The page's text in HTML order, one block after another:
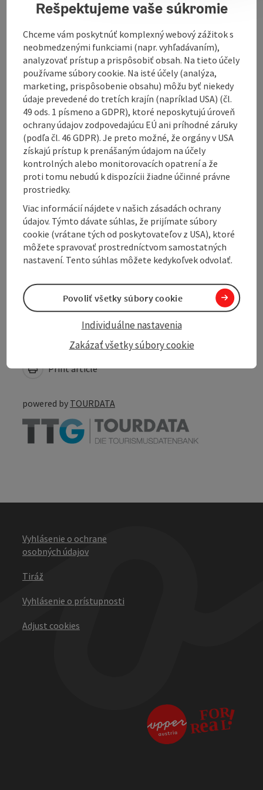
Contact
Opening hours
Equipment
Prices
Arrival
Suitability
Create PDF
Print article
Nearby
powered by TOURDATA
Vyhlásenie o ochrane
osobných údajov
Tiráž
Vyhlásenie o prístupnosti
Adjust cookies
Rešpektujeme vaše súkromie
Chceme vám poskytnúť komplexný webový zážitok s
neobmedzenými funkciami (napr. vyhľadávaním),
analyzovať prístup a prispôsobiť obsah. Na tieto účely
používame súbory cookie. Na isté účely (analýza,
marketing, prispôsobenie obsahu) môžu byť niekedy
údaje prevedené do tretích krajín (napríklad USA) (čl.
49 ods. 1 písmeno a GDPR), ktoré neposkytujú úroveň
ochrany údajov zodpovedajúcu EÚ ani príhodné záruky
(podľa čl. 46 GDPR). Je preto možné, že orgány v USA
získajú prístup k prenášaným údajom na účely
kontrolných alebo monitorovacích opatrení a že
proti tomu nebudú k dispozícii žiadne účinné právne
prostriedky.
Viac informácií nájdete v našich zásadách ochrany
údajov. Týmto dávate súhlas, že prijímate súbory
cookie (vrátane tých od poskytovateľov z USA), ktoré
môžete spravovať prostredníctvom samostatných
nastavení. Tento súhlas môžete kedykoľvek odvolať.
Zakázať všetky súbory cookie
Individuálne nastavenia
Povoliť všetky súbory cookie